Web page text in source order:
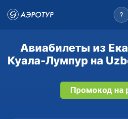
Авиабилеты из
Куала-Лумпур на
Промокод на